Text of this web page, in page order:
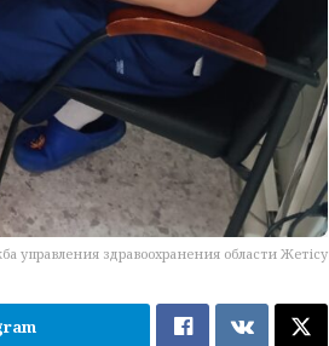
управления здравоохранения области Жетісу